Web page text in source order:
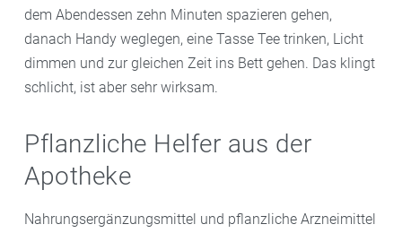
dem Abendessen zehn Minuten spazieren gehen,
danach Handy weglegen, eine Tasse Tee trinken, Licht
dimmen und zur gleichen Zeit ins Bett gehen. Das klingt
schlicht, ist aber sehr wirksam.
Pflanzliche Helfer aus der
Apotheke
Nahrungsergänzungsmittel und pflanzliche Arzneimittel